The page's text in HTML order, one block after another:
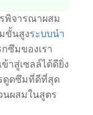
พิจารณาผสม
ขั้นสูงระบบนำ
ซึมของเรา
าสู่เซลล์ได้ดียิ่ง
ดูดซึมที่ดีที่สุด
นผสมในสูตร